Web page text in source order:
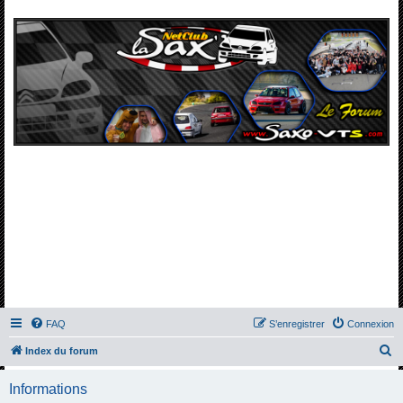
FAQ Connexion
S’enregistrer
Index du forum
Informations